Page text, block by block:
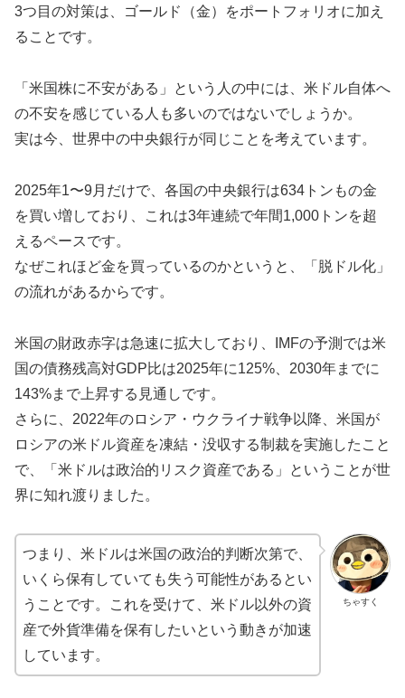
3つ目の対策は、ゴールド（金）をポートフォリオに加え
ることです。
「米国株に不安がある」という人の中には、米ドル自体へ
の不安を感じている人も多いのではないでしょうか。
実は今、世界中の中央銀行が同じことを考えています。
2025年1〜9月だけで、各国の中央銀行は634トンもの金
を買い増しており、これは3年連続で年間1,000トンを超
えるペースです。
なぜこれほど金を買っているのかというと、「脱ドル化」
の流れがあるからです。
米国の財政赤字は急速に拡大しており、IMFの予測では米
国の債務残高対GDP比は2025年に125%、2030年までに
143%まで上昇する見通しです。
さらに、2022年のロシア・ウクライナ戦争以降、米国が
ロシアの米ドル資産を凍結・没収する制裁を実施したこと
で、「米ドルは政治的リスク資産である」ということが世
界に知れ渡りました。
ちゃすく
つまり、米ドルは米国の政治的判断次第で、
いくら保有していても失う可能性があるとい
うことです。これを受けて、米ドル以外の資
産で外貨準備を保有したいという動きが加速
しています。